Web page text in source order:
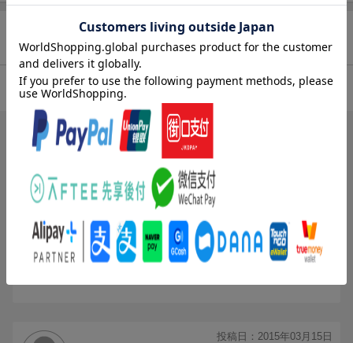
商品レビュー（3件）
総合評価： 4.67
ブックスのレビュー（3件）
評価： 5
友人に頼まれ購入
私自身は見ていませんが、簡単に作れ気に入っているようです。
投稿日：2015年03月15日